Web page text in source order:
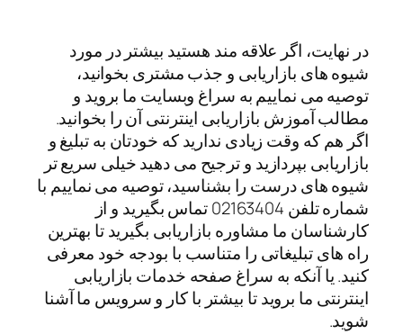
در نهایت، اگر علاقه مند هستید بیشتر در مورد
شیوه های بازاریابی و جذب مشتری بخوانید،
توصیه می نماییم به سراغ وبسایت ما بروید و
مطالب آموزش بازاریابی اینترنتی آن را بخوانید.
اگر هم که وقت زیادی ندارید که خودتان به تبلیغ و
بازاریابی بپردازید و ترجیح می دهید خیلی سریع تر
شیوه های درست را بشناسید، توصیه می نماییم با
شماره تلفن 02163404 تماس بگیرید و از
کارشناسان ما مشاوره بازاریابی بگیرید تا بهترین
راه های تبلیغاتی را متناسب با بودجه خود معرفی
کنید. یا آنکه به سراغ صفحه خدمات بازاریابی
اینترنتی ما بروید تا بیشتر با کار و سرویس ما آشنا
شوید.